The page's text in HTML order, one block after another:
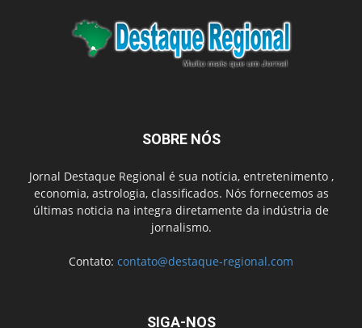
SOBRE NÓS
Jornal Destaque Regional é sua notícia, entretenimento ,
economia, astrologia, classificados. Nós fornecemos as
últimas noticia na integra diretamente da indústria de
jornalismo.
Contato: contato@destaque-regional.com
SIGA-NOS